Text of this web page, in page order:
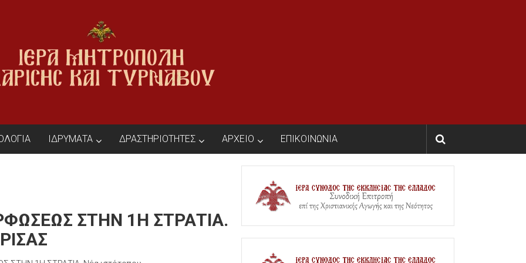
ΙΔΡΥΜΑΤΑ ΔΡΑΣΤΗΡΙΟΤΗΤΕΣ ΑΡΧΕΙΟ ΕΠΙΚΟΙΝΩΝΙΑ
ΣΤΗΝ 1Η ΣΤΡΑΤΙΑ.